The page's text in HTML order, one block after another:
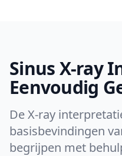
Sinus X-ray
Eenvoudig
De X-ray
basisbevindingen
begrijpen met